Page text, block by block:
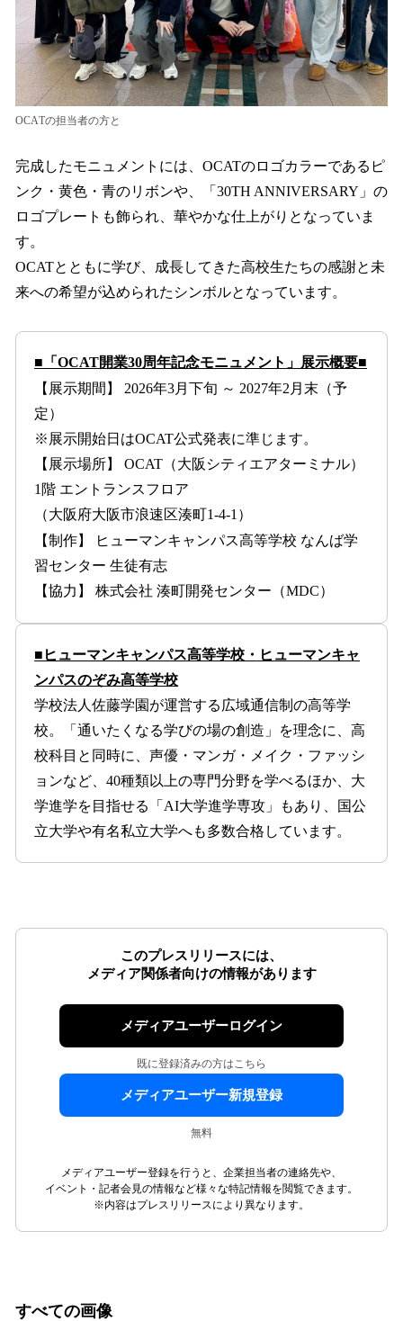
OCATの担当者の方と
完成したモニュメントには、OCATのロゴカラーであるピ
ンク・黄色・青のリボンや、「30TH ANNIVERSARY」の
ロゴプレートも飾られ、華やかな仕上がりとなっていま
す。
OCATとともに学び、成長してきた高校生たちの感謝と未
来への希望が込められたシンボルとなっています。
■「OCAT開業30周年記念モニュメント」展示概要■
【展示期間】 2026年3月下旬 ～ 2027年2月末（予
定）
※展示開始日はOCAT公式発表に準じます。
【展示場所】 OCAT（大阪シティエアターミナル）
1階 エントランスフロア
（大阪府大阪市浪速区湊町1-4-1）
【制作】 ヒューマンキャンパス高等学校 なんば学
習センター 生徒有志
【協力】 株式会社 湊町開発センター（MDC）
■ヒューマンキャンパス高等学校・ヒューマンキャ
ンパスのぞみ高等学校
学校法人佐藤学園が運営する広域通信制の高等学
校。「通いたくなる学びの場の創造」を理念に、高
校科目と同時に、声優・マンガ・メイク・ファッシ
ョンなど、40種類以上の専門分野を学べるほか、大
学進学を目指せる「AI大学進学専攻」もあり、国公
立大学や有名私立大学へも多数合格しています。
このプレスリリースには、
メディア関係者向けの情報があります
メディアユーザーログイン
既に登録済みの方はこちら
メディアユーザー新規登録
無料
メディアユーザー登録を行うと、企業担当者の連絡先や、
イベント・記者会見の情報など様々な特記情報を閲覧できます。
※内容はプレスリリースにより異なります。
すべての画像